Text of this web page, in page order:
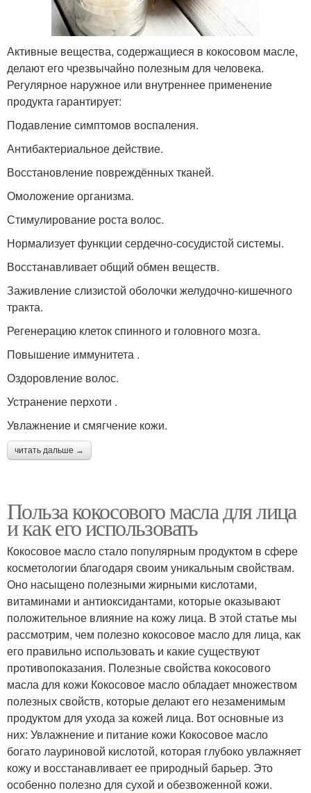
Активные вещества, содержащиеся в кокосовом масле,
делают его чрезвычайно полезным для человека.
Регулярное наружное или внутреннее применение
продукта гарантирует:
Подавление симптомов воспаления.
Антибактериальное действие.
Восстановление повреждённых тканей.
Омоложение организма.
Стимулирование роста волос.
Нормализует функции сердечно-сосудистой системы.
Восстанавливает общий обмен веществ.
Заживление слизистой оболочки желудочно-кишечного
тракта.
Регенерацию клеток спинного и головного мозга.
Повышение иммунитета .
Оздоровление волос.
Устранение перхоти .
Увлажнение и смягчение кожи.
читать дальше →
Польза кокосового масла для лица
и как его использовать
Кокосовое масло стало популярным продуктом в сфере
косметологии благодаря своим уникальным свойствам.
Оно насыщено полезными жирными кислотами,
витаминами и антиоксидантами, которые оказывают
положительное влияние на кожу лица. В этой статье мы
рассмотрим, чем полезно кокосовое масло для лица, как
его правильно использовать и какие существуют
противопоказания. Полезные свойства кокосового
масла для кожи Кокосовое масло обладает множеством
полезных свойств, которые делают его незаменимым
продуктом для ухода за кожей лица. Вот основные из
них: Увлажнение и питание кожи Кокосовое масло
богато лауриновой кислотой, которая глубоко увлажняет
кожу и восстанавливает ее природный барьер. Это
особенно полезно для сухой и обезвоженной кожи.